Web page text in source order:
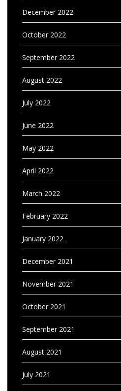
December 2022
October 2022
September 2022
August 2022
July 2022
June 2022
May 2022
April 2022
March 2022
February 2022
January 2022
December 2021
November 2021
October 2021
September 2021
August 2021
July 2021